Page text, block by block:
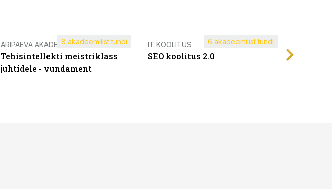
ÄRIPÄEVA AKADEEMIA
Tehisintellekti meistriklass
juhtidele - vundament
8 akadeemilist tundi IT KOOLITUS
SEO koolitus 2.0
6 akadeemilist tundi